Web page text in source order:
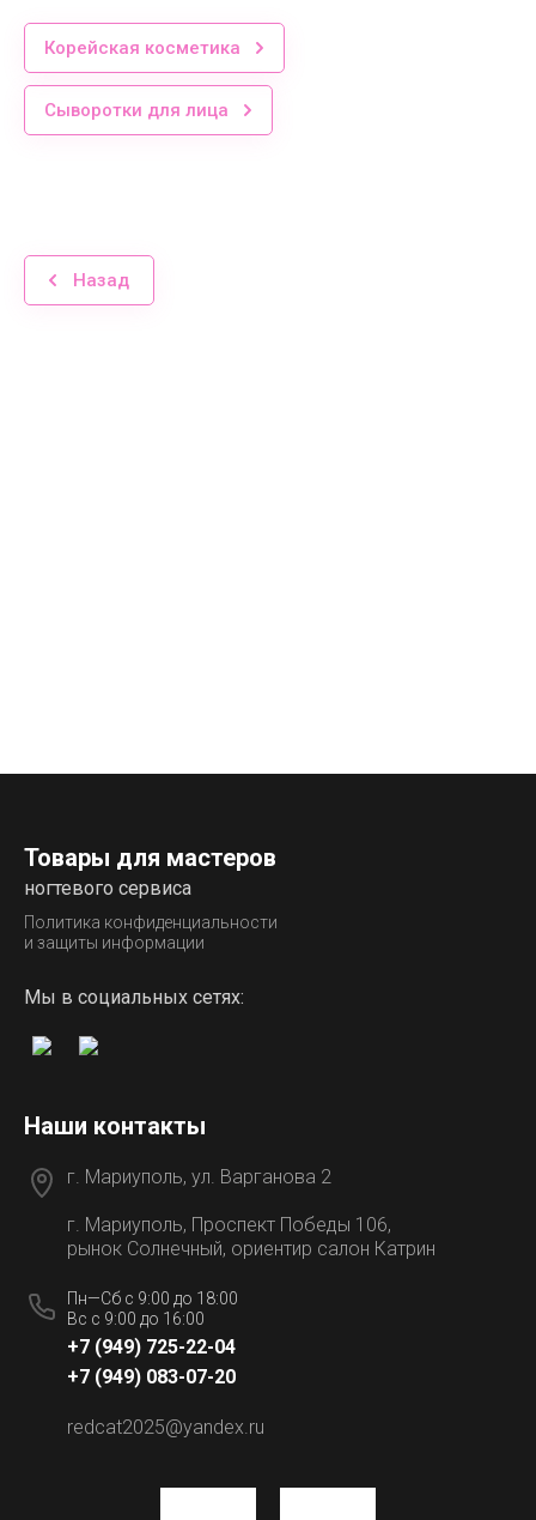
Корейская косметика
Сыворотки для лица
Назад
Товары для мастеров
ногтевого сервиса
Политика конфиденциальности
и защиты информации
Мы в социальных сетях:
Наши контакты
г. Мариуполь, ул. Варганова 2
г. Мариуполь, Проспект Победы 106,
рынок Солнечный, ориентир салон Катрин
Пн—Сб с 9:00 до 18:00
Вс с 9:00 до 16:00
+7 (949) 725-22-04
+7 (949) 083-07-20
redcat2025@yandex.ru